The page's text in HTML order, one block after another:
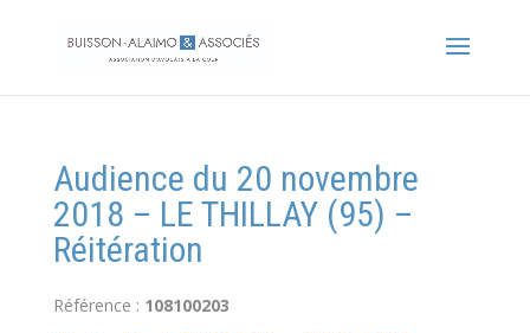
Audience du 20 novembre
2018 – LE THILLAY (95) –
Réitération
Référence : 108100203